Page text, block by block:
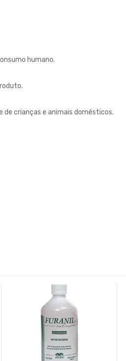
humano.
de crianças e animais domésticos.